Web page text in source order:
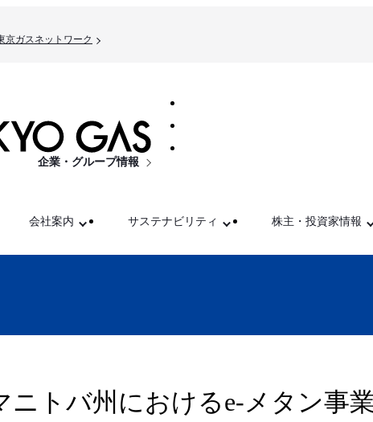
京ガスネットワーク
企業・グループ情報
会社案内 サステナビリティ 株主・投資家情報
ニトバ州におけるe-メタン事